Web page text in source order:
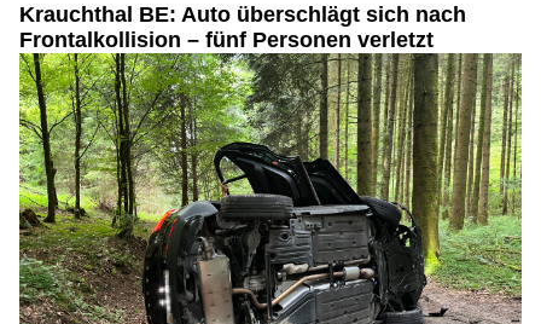
Krauchthal BE: Auto überschlägt sich nach
Frontalkollision – fünf Personen verletzt